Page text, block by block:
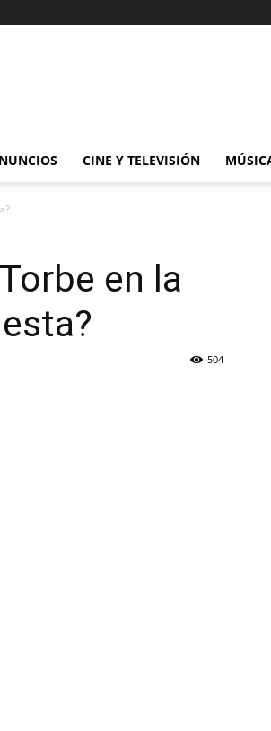
CINE Y TELEVISIÓN
en la
504